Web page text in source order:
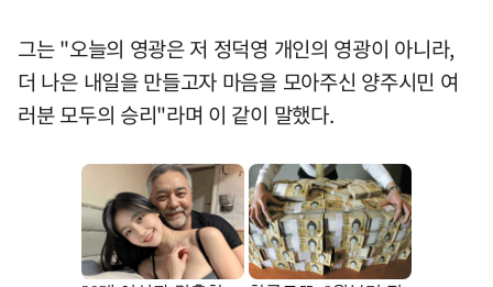
그는 "오늘의 영광은 저 정덕영 개인의 영광이 아니라,
더 나은 내일을 만들고자 마음을 모아주신 양주시민 여
러분 모두의 승리"라며 이 같이 말했다.